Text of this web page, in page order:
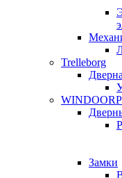
Trelleborg
Замки